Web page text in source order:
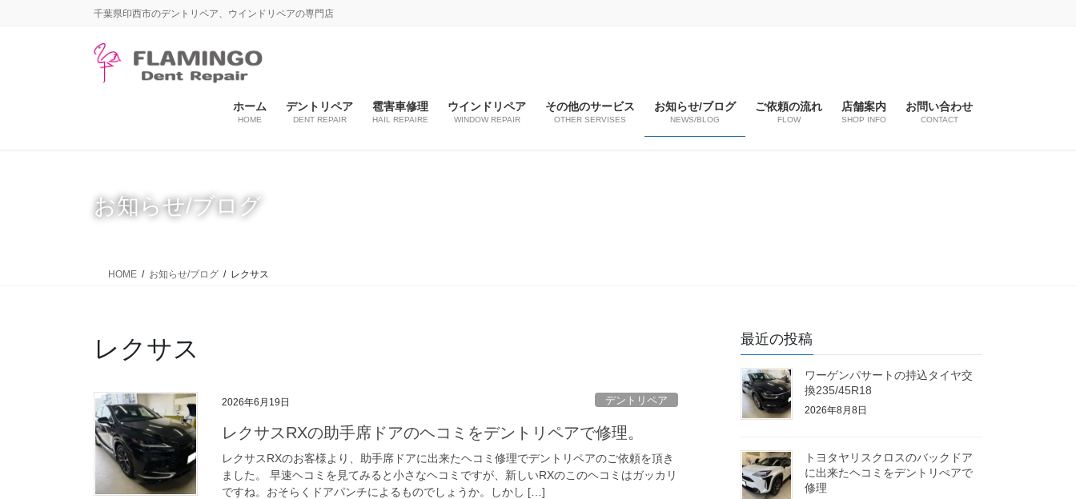
千葉県印西市のデントリペア、ウインドリペアの専門店
ホーム
HOME
デントリペア
DENT REPAIR
雹害車修理
HAIL REPAIRE
ウインドリペア
WINDOW REPAIR
その他のサービス
OTHER SERVISES
お知らせ/ブログ
NEWS/BLOG
ご依頼の流れ
FLOW
店舗案内
SHOP INFO
お問い合わせ
CONTACT
お知らせ/ブログ
HOME お知らせ/ブログ レクサス
レクサス
2026年6月19日 デントリペア
レクサスRXの助手席ドアのヘコミをデントリペアで修理。
レクサスRXのお客様より、助手席ドアに出来たヘコミ修理でデントリペアのご依頼を頂き
ました。 早速ヘコミを見てみると小さなヘコミですが、新しいRXのこのヘコミはガッカリ
ですね。おそらくドアパンチによるものでしょうか。しかし […]
最近の投稿
ワーゲンパサートの持込タイヤ交
換235/45R18
2026年8月8日
トヨタヤリスクロスのバックドア
に出来たヘコミをデントリぺアで
修理